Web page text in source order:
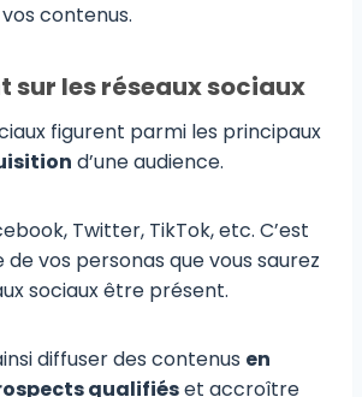
contenus.
sur les réseaux sociaux
figurent parmi les principaux
d’une audience.
Twitter, TikTok, etc. C’est
de vos personas que vous saurez
sociaux être présent.
diffuser des contenus en
qualifiéset accroître